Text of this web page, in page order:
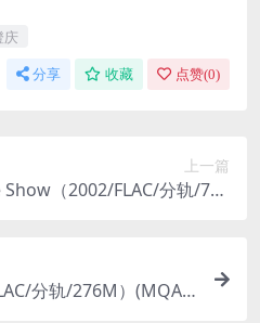
庆
分享 收藏 点赞(0)
上一篇
（2002/FLAC/分轨/726
分轨/276M）(MQA/